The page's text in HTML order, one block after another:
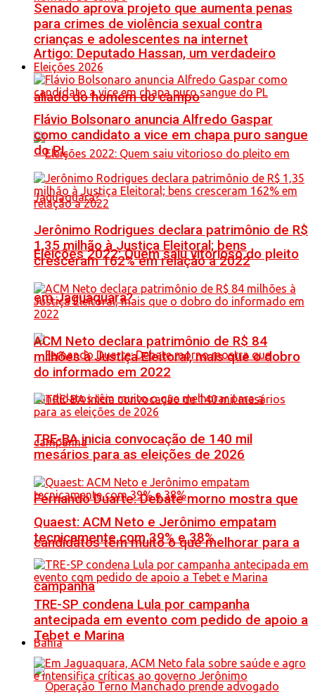
Artigo: Deputado Hassan, um verdadeiro
aliado do homem do campo
Eleições 2022: Quem saiu vitorioso do pleito
em Jaguaquara?
Fernando Duarte: Debate morno mostra que
candidatos têm muito o que melhorar para a
campanha
Bahia
Senado aprova projeto que aumenta penas
para crimes de violência sexual contra
crianças e adolescentes na internet
Eleições 2026
Flávio Bolsonaro anuncia Alfredo Gaspar
como candidato a vice em chapa puro sangue
do PL
Jerônimo Rodrigues declara patrimônio de R$
1,35 milhão à Justiça Eleitoral; bens
cresceram 162% em relação a 2022
ACM Neto declara patrimônio de R$ 84
milhões à Justiça Eleitoral, mais que o dobro
do informado em 2022
TRE-BA inicia convocação de 140 mil
mesários para as eleições de 2026
Quaest: ACM Neto e Jerônimo empatam
tecnicamente com 39% e 38%
TRE-SP condena Lula por campanha
antecipada em evento com pedido de apoio a
Tebet e Marina